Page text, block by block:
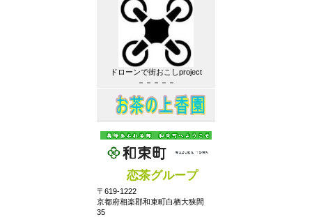
ドローンで街おこしproject
－－－－－
恋茶グループ
〒619-1222
京都府相楽郡和束町白栖大狭間
35